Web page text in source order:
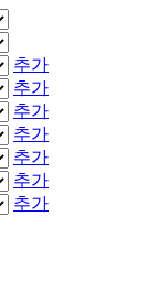
추가
추가
추가
추가
추가
추가
추가